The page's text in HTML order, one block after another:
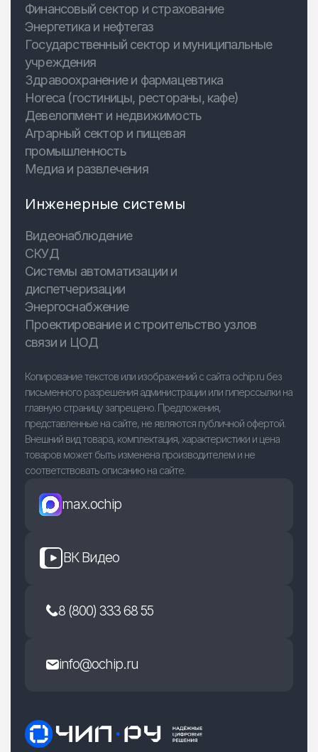
Финансовый сектор и страхование
Энергетика и нефтегаз
Государственный сектор и муниципальные
учреждения
Здравоохранение и фармацевтика
Horeca (гостиницы, рестораны, кафе)
Девелопмент и недвижимость
Аграрный сектор и пищевая
промышленность
Медиа и развлечения
Инженерные системы
Видеонаблюдение
СКУД
Системы автоматизации и
диспетчеризации
Энергоснабжение
Проектирование и строительство узлов
связи и ЦОД
Копирование текстов или изображений с сайта ochip.ru без
письменного разрешения администрации или гиперссылки на
главную страницу запрещено. Предложения,
представленные на сайте, не являются публичной офертой.
Внешний вид товара, комплектация, характеристики и цена
товаров может быть изменена производителем и не
соответствовать описанию на сайте.
max.ochip
ВК Видео
8 (800) 333 68 55
info@ochip.ru